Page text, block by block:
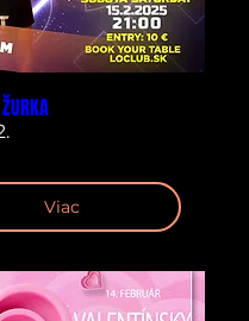
Viac